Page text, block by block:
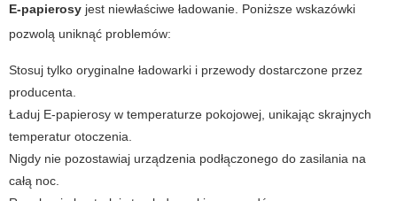
E-papierosy jest niewłaściwe ładowanie. Poniższe wskazówki
pozwolą uniknąć problemów:
Stosuj tylko oryginalne ładowarki i przewody dostarczone przez
producenta.
Ładuj E-papierosy w temperaturze pokojowej, unikając skrajnych
temperatur otoczenia.
Nigdy nie pozostawiaj urządzenia podłączonego do zasilania na
całą noc.